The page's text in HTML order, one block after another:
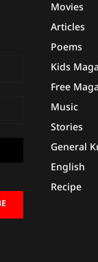
Movies
Articles
Poems
Kids
Free
Music
Stories
General
English
Recipe